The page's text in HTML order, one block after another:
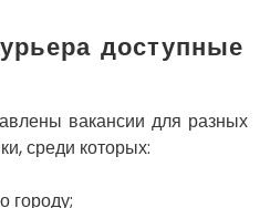
доступные
вакансии для разных
среди которых:
городу;